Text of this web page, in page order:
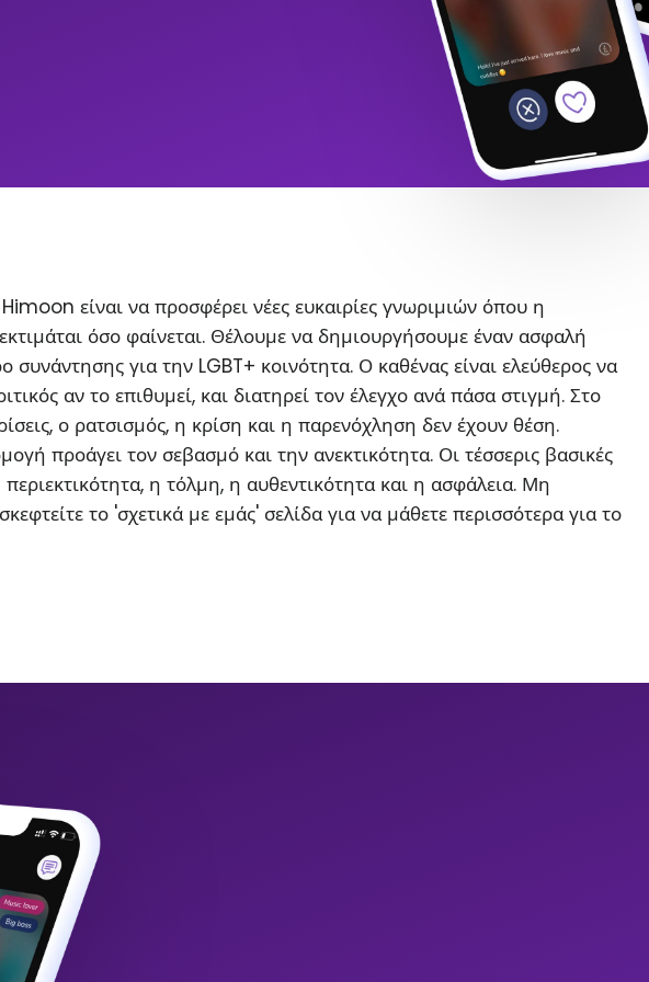
είναι να προσφέρει νέες ευκαιρίες γνωριμιών όπου η
όσο φαίνεται. Θέλουμε να δημιουργήσουμε έναν ασφαλή
συνάντησης για την LGBT+ κοινότητα. Ο καθένας είναι ελεύθερος να
αν το επιθυμεί, και διατηρεί τον έλεγχο ανά πάσα στιγμή. Στο
ο ρατσισμός, η κρίση και η παρενόχληση δεν έχουν θέση.
προάγει τον σεβασμό και την ανεκτικότητα. Οι τέσσερις βασικές
περιεκτικότητα, η τόλμη, η αυθεντικότητα και η ασφάλεια. Μη
το 'σχετικά με εμάς' σελίδα για να μάθετε περισσότερα για το